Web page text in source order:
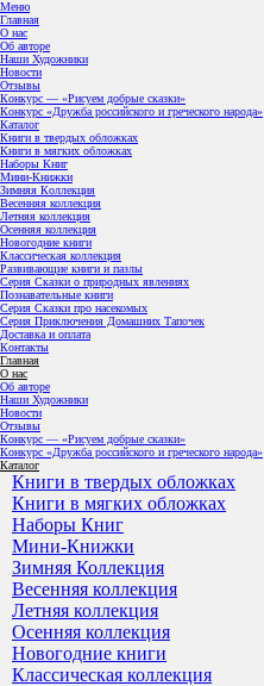
Меню
Главная
О нас
Об авторе
Наши Художники
Новости
Отзывы
Конкурс — «Рисуем добрые сказки»
Конкурс «Дружба российского и греческого народа»
Каталог
Книги в твердых обложках
Книги в мягких обложках
Наборы Книг
Мини-Книжки
Зимняя Коллекция
Весенняя коллекция
Летняя коллекция
Осенняя коллекция
Новогодние книги
Классическая коллекция
Развивающие книги и пазлы
Серия Сказки о природных явлениях
Познавательные книги
Серия Сказки про насекомых
Серия Приключения Домашних Тапочек
Доставка и оплата
Контакты
Главная
О нас
Об авторе
Наши Художники
Новости
Отзывы
Конкурс — «Рисуем добрые сказки»
Конкурс «Дружба российского и греческого народа»
Каталог
Книги в твердых обложках
Книги в мягких обложках
Наборы Книг
Мини-Книжки
Зимняя Коллекция
Весенняя коллекция
Летняя коллекция
Осенняя коллекция
Новогодние книги
Классическая коллекция